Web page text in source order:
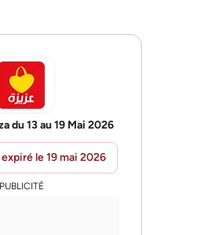
du 13 au 19 Mai 2026
le 19 mai 2026
PUBLICITÉ